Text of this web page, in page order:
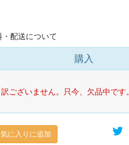
・配送について
購入
ございません。只今、欠品中です。
に入りに追加